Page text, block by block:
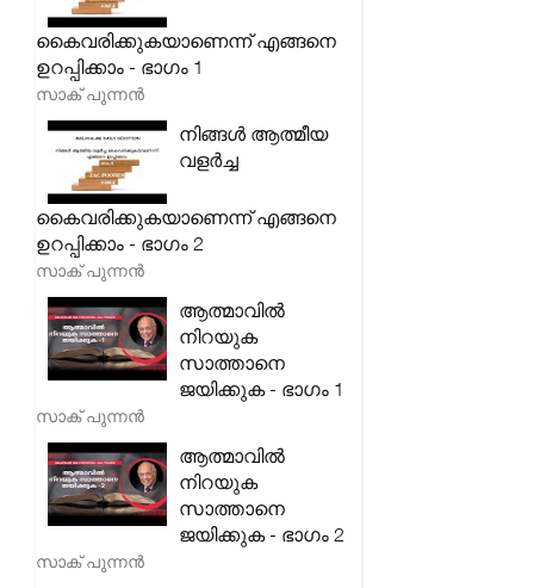
കൈവരിക്കുകയാണെന്ന് എങ്ങനെ
ഉറപ്പിക്കാം - ഭാഗം 1
സാക് പുന്നൻ
നിങ്ങൾ ആത്മീയ
വളർച്ച
കൈവരിക്കുകയാണെന്ന് എങ്ങനെ
ഉറപ്പിക്കാം - ഭാഗം 2
സാക് പുന്നൻ
ആത്മാവിൽ
നിറയുക
സാത്താനെ
ജയിക്കുക - ഭാഗം 1
സാക് പുന്നൻ
ആത്മാവിൽ
നിറയുക
സാത്താനെ
ജയിക്കുക - ഭാഗം 2
സാക് പുന്നൻ